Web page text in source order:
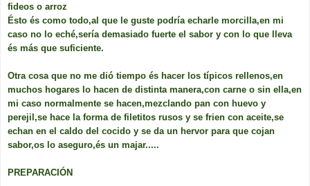
fideos o arroz
Ésto és como todo,al que le guste podría echarle morcilla,en mi
caso no lo eché,sería demasiado fuerte el sabor y con lo que lleva
és más que suficiente.
Otra cosa que no me dió tiempo és hacer los típicos rellenos,en
muchos hogares lo hacen de distinta manera,con carne o sin ella,en
mi caso normalmente se hacen,mezclando pan con huevo y
perejil,se hace la forma de filetitos rusos y se frien con aceite,se
echan en el caldo del cocido y se da un hervor para que cojan
sabor,os lo aseguro,és un majar.....
PREPARACIÓN